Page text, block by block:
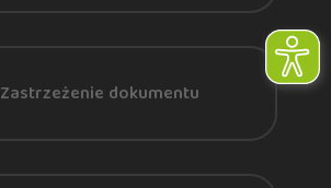
Zastrzeżenie dokumentu